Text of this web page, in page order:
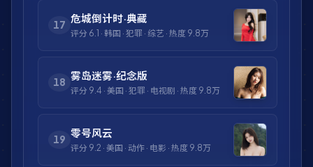
17
危城倒计时·典藏
评分 6.1 · 韩国 · 犯罪 · 综艺 · 热度 9.8万
18
雾岛迷雾·纪念版
评分 9.4 · 美国 · 犯罪 · 电视剧 · 热度 9.8万
19
零号风云
评分 9.2 · 美国 · 动作 · 电影 · 热度 9.8万